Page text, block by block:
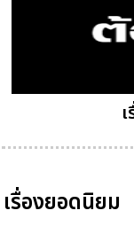
เรื่องยอดนิยม